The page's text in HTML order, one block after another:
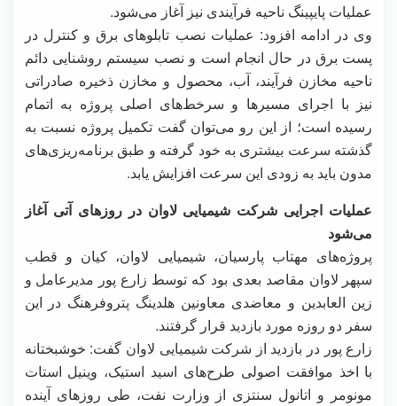
عملیات پایپینگ ناحیه فرآیندی نیز آغاز می‌شود.
وی در ادامه افزود: عملیات نصب تابلوهای برق و کنترل در
پست برق در حال انجام است و نصب سیستم روشنایی دائم
ناحیه مخازن فرآیند، آب، محصول و مخازن ذخیره صادراتی
نیز با اجرای مسیرها و سرخط‌های اصلی پروژه به اتمام
رسیده است؛ از این رو می‌توان گفت تکمیل پروژه نسبت به
گذشته سرعت بیشتری به خود گرفته و طبق برنامه‌ریزی‌های
مدون باید به زودی این سرعت افزایش یابد.
عملیات اجرایی شرکت شیمیایی لاوان در روزهای آتی آغاز
می‌شود
پروژه‌های مهتاب پارسیان، شیمیایی لاوان، کیان و قطب
سپهر لاوان مقاصد بعدی بود که توسط زارع پور مدیرعامل و
زین العابدین و معاضدی معاونین هلدینگ پتروفرهنگ در این
سفر دو روزه مورد بازدید قرار گرفتند.
زارع پور در بازدید از شرکت شیمیایی لاوان گفت: خوشبختانه
با اخذ موافقت اصولی طرح‌های اسید استیک، وینیل استات
مونومر و اتانول سنتزی از وزارت نفت، طی روزهای آینده